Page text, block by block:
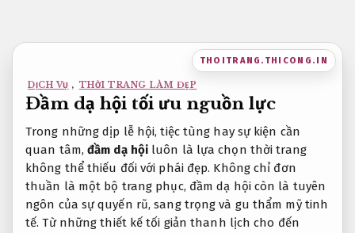
nội
THOITRANG.THICONG.IN
DỊCH VỤ , THỜI TRANG LÀM ĐẸP
Đầm dạ hội tối ưu nguồn lực
Trong những dịp lễ hội, tiệc tùng hay sự kiện cần
quan tâm, đầm dạ hội luôn là lựa chọn thời trang
không thể thiếu đối với phái đẹp. Không chỉ đơn
thuần là một bộ trang phục, đầm dạ hội còn là tuyên
ngôn của sự quyến rũ, sang trọng và gu thẩm mỹ tinh
tế. Từ những thiết kế tối giản thanh lịch cho đến